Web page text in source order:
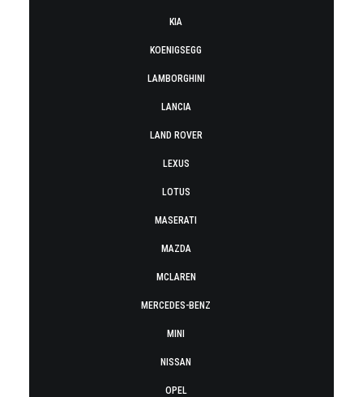
KIA
KOENIGSEGG
LAMBORGHINI
LANCIA
LAND ROVER
LEXUS
LOTUS
MASERATI
MAZDA
MCLAREN
MERCEDES-BENZ
MINI
NISSAN
OPEL